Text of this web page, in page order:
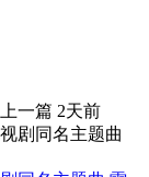
上一篇 2天前